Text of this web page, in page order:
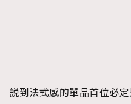
説到法式感的單品首位必